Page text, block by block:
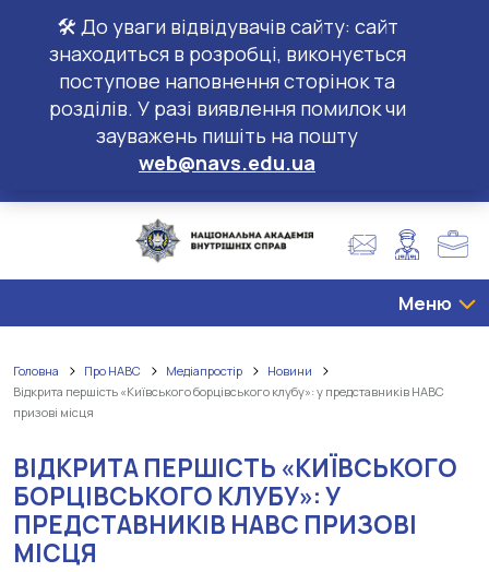
🛠️ До уваги відвідувачів сайту: сайт
знаходиться в розробці, виконується
поступове наповнення сторінок та
розділів. У разі виявлення помилок чи
зауважень пишіть на пошту
web@navs.edu.ua
Меню
Головна Про НАВС Медіапростір
Новини
Відкрита першість «Київського борцівського клубу»: у представників НАВС
призові місця
ВІДКРИТА ПЕРШІСТЬ «КИЇВСЬКОГО
БОРЦІВСЬКОГО КЛУБУ»: У
ПРЕДСТАВНИКІВ НАВС ПРИЗОВІ
МІСЦЯ